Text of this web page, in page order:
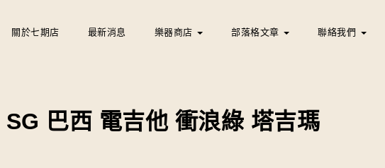
關於七期店 最新消息 樂器商店 部落格文章 聯絡我們
巴西 電吉他 衝浪綠 塔吉瑪